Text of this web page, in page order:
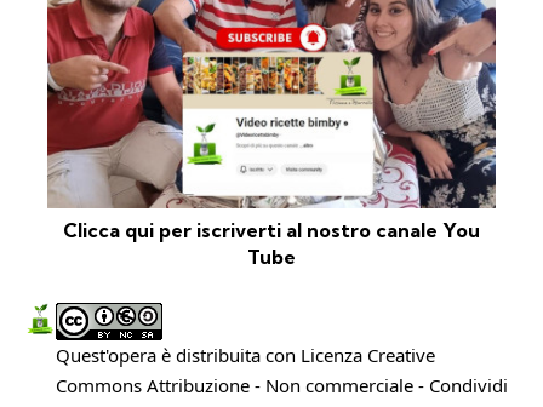
Clicca qui per iscriverti al nostro canale You
Tube
Quest'opera è distribuita con Licenza Creative
Commons Attribuzione - Non commerciale - Condividi